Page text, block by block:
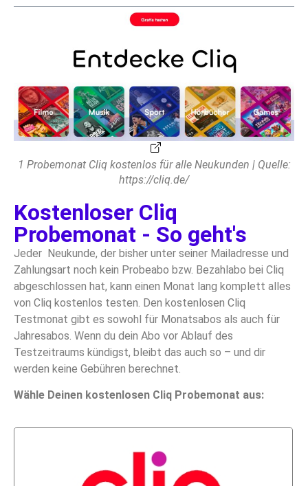
1 Probemonat Cliq kostenlos für alle Neukunden | Quelle:
https://cliq.de/
Kostenloser Cliq
Probemonat - So geht's
Jeder Neukunde, der bisher unter seiner Mailadresse und
Zahlungsart noch kein Probeabo bzw. Bezahlabo bei Cliq
abgeschlossen hat, kann einen Monat lang komplett alles
von Cliq kostenlos testen. Den kostenlosen Cliq
Testmonat gibt es sowohl für Monatsabos als auch für
Jahresabos. Wenn du dein Abo vor Ablauf des
Testzeitraums kündigst, bleibt das auch so – und dir
werden keine Gebühren berechnet.
Wähle Deinen kostenlosen Cliq Probemonat aus: